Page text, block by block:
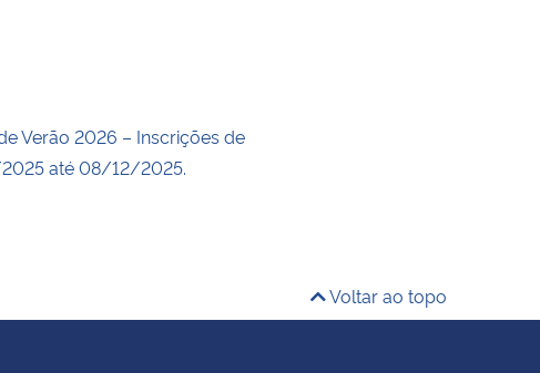
Verão 2026 – Inscrições de
até 08/12/2025.
Voltar ao topo